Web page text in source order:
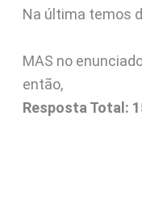
Na última temos
MAS no
então,
Resposta Total: